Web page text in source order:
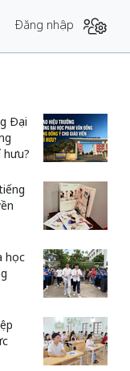
Đăng nhập
Đại
hưu?
học